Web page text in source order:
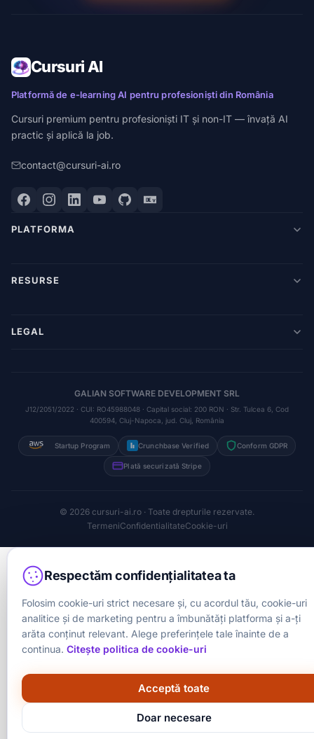
Cursuri AI
Platformă de e-learning AI pentru profesioniști din România
Cursuri premium pentru profesioniști IT și non-IT — învață AI
practic și aplică la job.
contact@cursuri-ai.ro
PLATFORMA
RESURSE
LEGAL
GALIAN SOFTWARE DEVELOPMENT SRL
J12/2051/2022 · CUI: RO45988048 · Capital social: 200 RON · Str. Tulcea 6, Cod
400594, Cluj-Napoca, jud. Cluj, România
Startup Program Crunchbase Verified Conform GDPR
Plată securizată Stripe
© 2026 cursuri-ai.ro · Toate drepturile rezervate.
TermeniConfidentialitateCookie-uri
Respectăm confidențialitatea ta
Folosim cookie-uri strict necesare și, cu acordul tău, cookie-uri
analitice și de marketing pentru a îmbunătăți platforma și a-ți
arăta conținut relevant. Alege preferințele tale înainte de a
continua. Citește politica de cookie-uri
Acceptă toate
Doar necesare